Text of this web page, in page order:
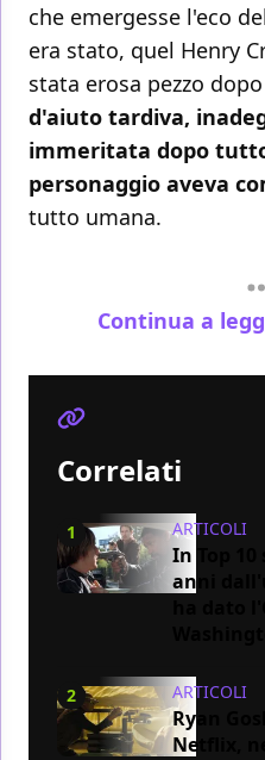
che emergesse l'eco
era stato, quel Henry
stata erosa pezzo
d'aiuto tardiva,
immeritata dopo
personaggio aveva
tutto umana.
Continua a
Correlati
1 ARTICOLI
In Top 10
anni
2 ARTICOLI
Ryan
Netflix,